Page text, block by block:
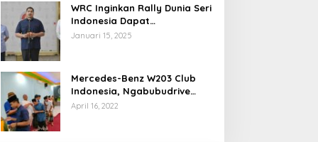
WRC Inginkan Rally Dunia Seri
Indonesia Dapat
Terselenggara 2026
Januari 15, 2025
Mercedes-Benz W203 Club
Indonesia, Ngabubudrive
Ramadhan 2022
April 16, 2022